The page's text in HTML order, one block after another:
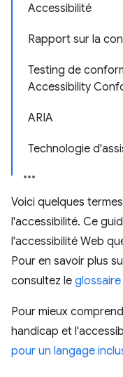
Accessibilité
Rapport sur la
Testing de
Accessibility
ARIA
Technologie
Voici quelques
l'accessibilité. Ce
l'accessibilité Web
Pour en savoir plus
consultez le
Pour mieux
handicap et
pour un langage